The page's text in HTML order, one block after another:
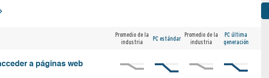
Promedio de la
industria
PC estándar Promedio de la
industria
PC última
generación
a páginas web